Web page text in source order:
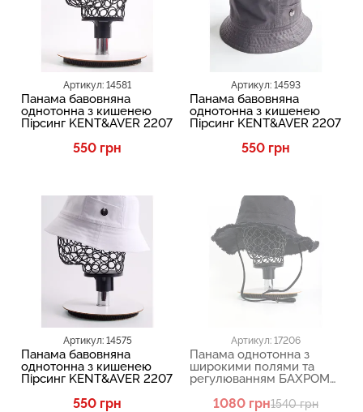
Артикул: 14581
Панама бавовняна
однотонна з кишенею
Пірсинг KENT&AVER 2207
550 грн
Артикул: 14575
Панама бавовняна
однотонна з кишенею
Пірсинг KENT&AVER 2207
550 грн
Артикул: 14593
Панама бавовняна
однотонна з кишенею
Пірсинг KENT&AVER 2207
550 грн
Артикул: 17206
Панама однотонна з
широкими полями та
регулюванням БАХРОМА
1080 грн1540 грн